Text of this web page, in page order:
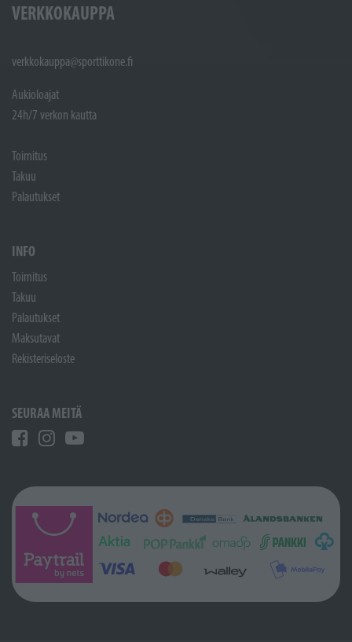
VERKKOKAUPPA
verkkokauppa@sporttikone.fi
Aukioloajat
24h/7 verkon kautta
Toimitus
Takuu
Palautukset
INFO
Toimitus
Takuu
Palautukset
Maksutavat
Rekisteriseloste
SEURAA MEITÄ